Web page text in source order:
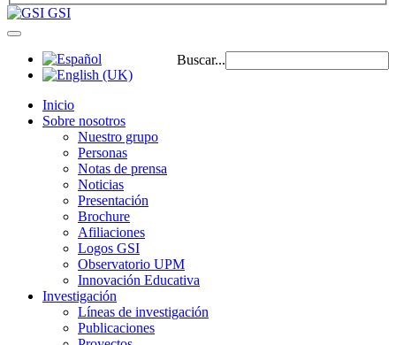
GSI
Buscar...
Inicio
Sobre nosotros
Nuestro grupo
Personas
Notas de prensa
Noticias
Presentación
Brochure
Afiliaciones
Logos GSI
Observatorio UPM
Innovación Educativa
Investigación
Líneas de investigación
Publicaciones